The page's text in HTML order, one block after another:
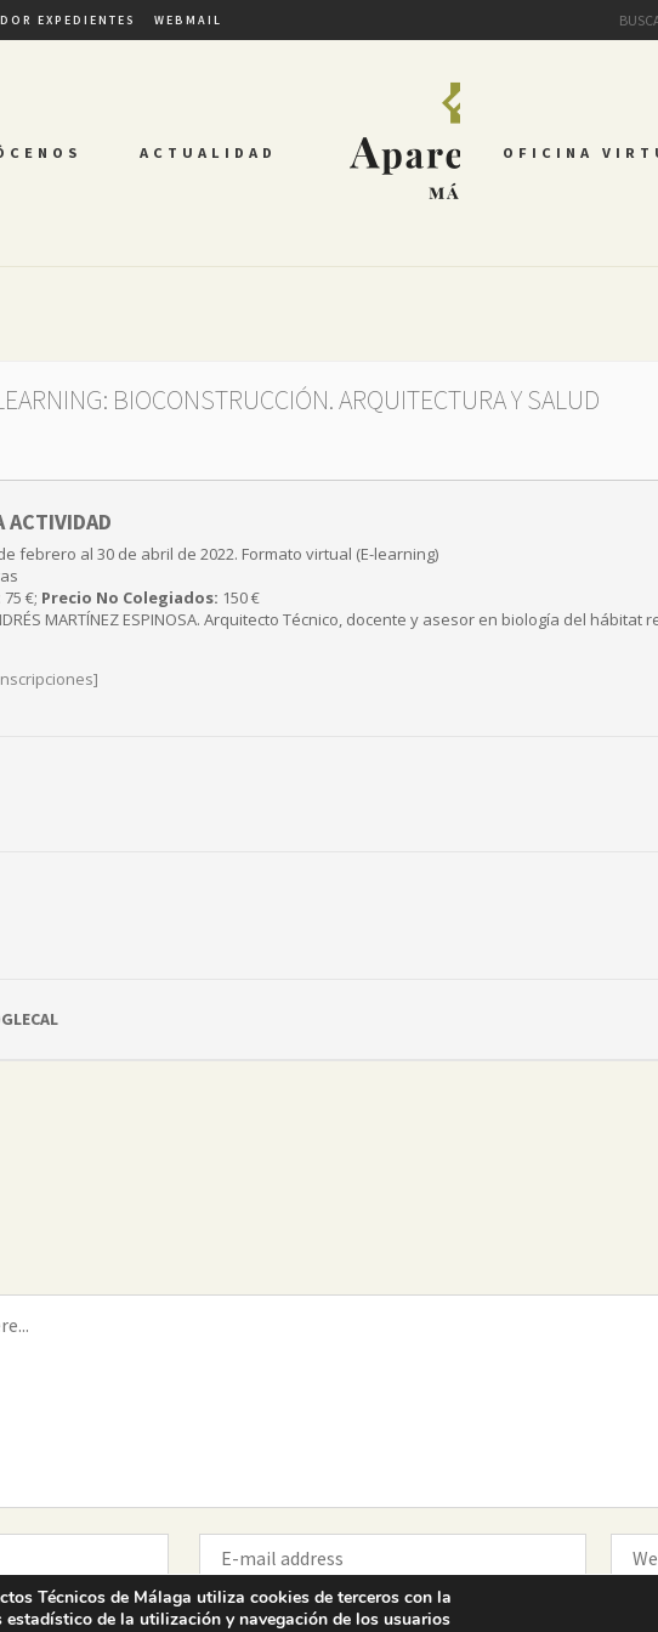
EXPEDIENTES WEBMAIL
ACTUALIDAD OFICINA
BIOCONSTRUCCIÓN. ARQUITECTURA Y SALUD
ACTIVIDAD
febrero al 30 de abril de 2022. Formato virtual (E-learning)
75 €; Precio No Colegiados: 150 €
MARTÍNEZ ESPINOSA. Arquitecto Técnico, docente y asesor en biología del
Técnicos de Málaga utiliza cookies de terceros con la
de la utilización y navegación de los usuarios